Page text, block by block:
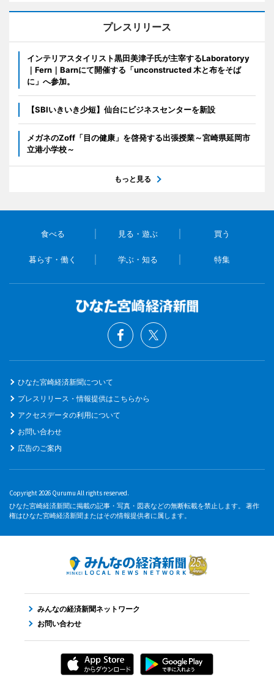
プレスリリース
インテリアスタイリスト黒田美津子氏が主宰するLaboratoryy
｜Fern｜Barnにて開催する「unconstructed 木と布をそば
に」へ参加。
【SBIいきいき少短】仙台にビジネスセンターを新設
メガネのZoff「目の健康」を啓発する出張授業～宮崎県延岡市
立港小学校～
もっと見る
食べる 見る・遊ぶ 買う
暮らす・働く 学ぶ・知る 特集
ひなた宮崎経済新聞について
プレスリリース・情報提供はこちらから
アクセスデータの利用について
お問い合わせ
広告のご案内
Copyright 2026 Qurumu All rights reserved.
ひなた宮崎経済新聞に掲載の記事・写真・図表などの無断転載を禁止します。 著作
権はひなた宮崎経済新聞またはその情報提供者に属します。
みんなの経済新聞ネットワーク
お問い合わせ